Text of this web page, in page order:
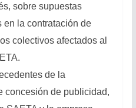
sobre supuestas
en la contratación de
colectivos afectados al
de la
concesión de publicidad,